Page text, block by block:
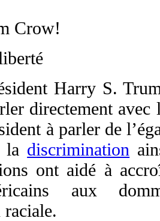
Crow!
Harry S.
directement
à parler de
la discrimination
ont aidé à
aux